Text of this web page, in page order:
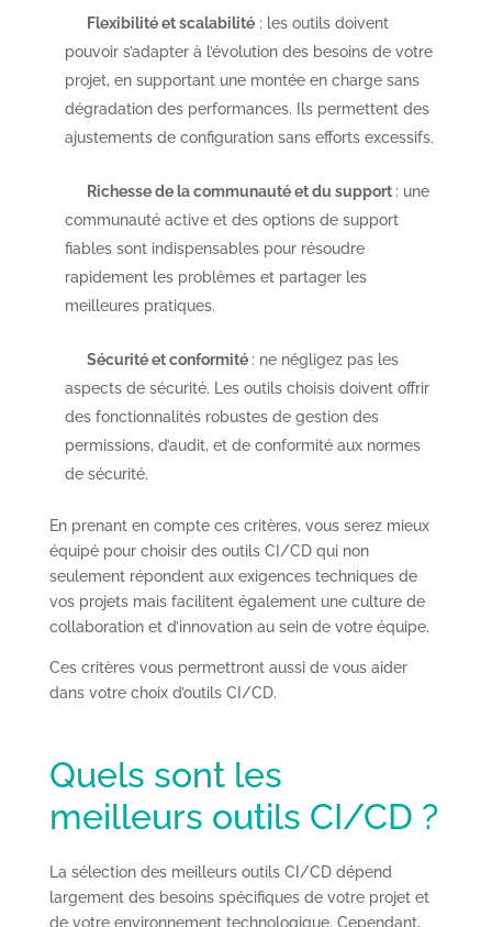
Flexibilité et scalabilité: les outils doivent
pouvoir s’adapter à l’évolution des besoins de votre
projet, en supportant une montée en charge sans
dégradation des performances. Ils permettent des
ajustements de configuration sans efforts excessifs.
Richesse de la communauté et du support : une
communauté active et des options de support
fiables sont indispensables pour résoudre
rapidement les problèmes et partager les
meilleures pratiques.
Sécurité et conformité : ne négligez pas les
aspects de sécurité. Les outils choisis doivent offrir
des fonctionnalités robustes de gestion des
permissions, d’audit, et de conformité aux normes
de sécurité.
En prenant en compte ces critères, vous serez mieux
équipé pour choisir des outils CI/CD qui non
seulement répondent aux exigences techniques de
vos projets mais facilitent également une culture de
collaboration et d’innovation au sein de votre équipe.
Ces critères vous permettront aussi de vous aider
dans votre choix d’outils CI/CD.
Quels sont les
meilleurs outils CI/CD ?
La sélection des meilleurs outils CI/CD dépend
largement des besoins spécifiques de votre projet et
de votre environnement technologique. Cependant,